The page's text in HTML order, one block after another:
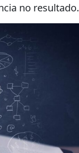
no resultado.